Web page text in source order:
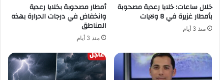
خلال ساعات: خلايا رعدية مصحوبة
بأمطار غزيرة في 8 ولايات
منذ 3 أيام
أمطار مصحوبة بخلايا رعدية
وانخفاض في درجات الحرارة بهذه
المناطق
منذ 3 أيام